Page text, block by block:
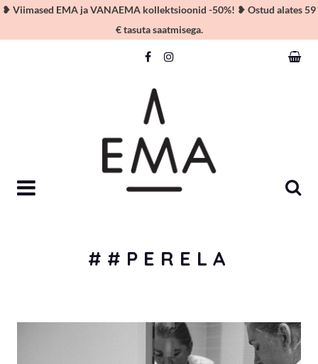
❥ Viimased EMA ja VANAEMA kollektsioonid -50%! ❥ Ostud alates 59
€ tasuta saatmisega.
##PERELA